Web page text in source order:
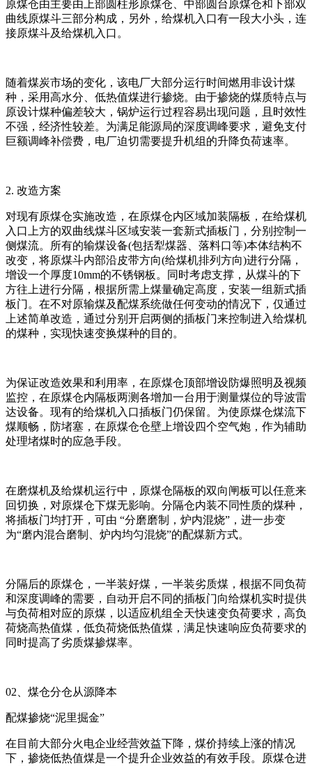
原煤仓由主要由上部圆柱形原煤仓、中部圆台原煤仓和下部双
曲线原煤斗三部分构成，另外，给煤机入口有一段大小头，连
接原煤斗及给煤机入口。
随着煤炭市场的变化，该电厂大部分运行时间燃用非设计煤
种，采用高水分、低热值煤进行掺烧。由于掺烧的煤质特点与
原设计煤种偏差较大，锅炉运行过程容易出现问题，且时效性
不强，经济性较差。为满足能源局的深度调峰要求，避免支付
巨额调峰补偿费，电厂迫切需要提升机组的升降负荷速率。
2. 改造方案
对现有原煤仓实施改造，在原煤仓内区域加装隔板，在给煤机
入口上方的双曲线煤斗区域安装一套新式插板门，分别控制一
侧煤流。所有的输煤设备(包括犁煤器、落料口等)本体结构不
改变，将原煤斗内部沿皮带方向(给煤机排列方向)进行分隔，
增设一个厚度10mm的不锈钢板。同时考虑支撑，从煤斗的下
方往上进行分隔，根据所需上煤量确定高度，安装一组新式插
板门。在不对原输煤及配煤系统做任何变动的情况下，仅通过
上述简单改造，通过分别开启两侧的插板门来控制进入给煤机
的煤种，实现快速变换煤种的目的。
为保证改造效果和利用率，在原煤仓顶部增设防爆照明及视频
监控，在原煤仓内隔板两测各增加一台用于测量煤位的导波雷
达设备。现有的给煤机入口插板门仍保留。为使原煤仓煤流下
煤顺畅，防堵塞，在原煤仓仓壁上增设四个空气炮，作为辅助
处理堵煤时的应急手段。
在磨煤机及给煤机运行中，原煤仓隔板的双向闸板可以任意来
回切换，对原煤仓下煤无影响。分隔仓内装不同性质的煤种，
将插板门均打开，可由 “分磨磨制，炉内混烧”，进一步变
为“磨内混合磨制、炉内均匀混烧”的配煤新方式。
分隔后的原煤仓，一半装好煤，一半装劣质煤，根据不同负荷
和深度调峰的需要，自动开启不同的插板门向给煤机实时提供
与负荷相对应的原煤，以适应机组全天快速变负荷要求，高负
荷烧高热值煤，低负荷烧低热值煤，满足快速响应负荷要求的
同时提高了劣质煤掺煤率。
02、煤仓分仓从源降本
配煤掺烧“泥里掘金”
在目前大部分火电企业经营效益下降，煤价持续上涨的情况
下，掺烧低热值煤是一个提升企业效益的有效手段。原煤仓进